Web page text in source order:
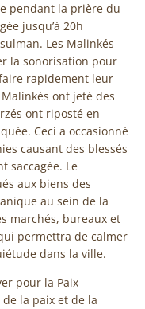
pendant la prière du
jusqu’à 20h
Les Malinkés
la sonorisation pour
rapidement leur
ont jeté des
ont riposté en
Ceci a occasionné
causant des blessés
saccagée. Le
aux biens des
au sein de la
marchés, bureaux et
permettra de calmer
dans la ville.
pour la Paix
de la paix et de la